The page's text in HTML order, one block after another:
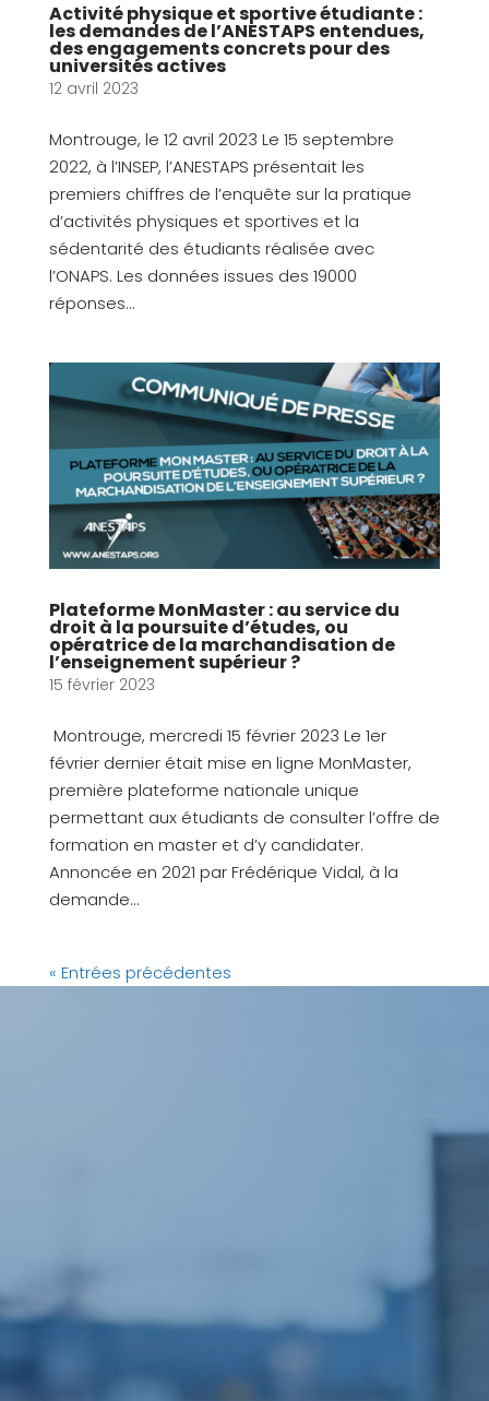
Activité physique et sportive étudiante :
les demandes de l’ANESTAPS entendues,
des engagements concrets pour des
universités actives
12 avril 2023
Montrouge, le 12 avril 2023 Le 15 septembre
2022, à l’INSEP, l’ANESTAPS présentait les
premiers chiffres de l’enquête sur la pratique
d’activités physiques et sportives et la
sédentarité des étudiants réalisée avec
l’ONAPS. Les données issues des 19000
réponses...
Plateforme MonMaster : au service du
droit à la poursuite d’études, ou
opératrice de la marchandisation de
l’enseignement supérieur ?
15 février 2023
Montrouge, mercredi 15 février 2023 Le 1er
février dernier était mise en ligne MonMaster,
première plateforme nationale unique
permettant aux étudiants de consulter l’offre de
formation en master et d’y candidater.
Annoncée en 2021 par Frédérique Vidal, à la
demande...
« Entrées précédentes